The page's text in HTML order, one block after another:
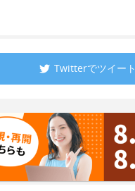
Twitterでツイート